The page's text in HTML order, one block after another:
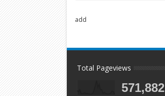
add
Total Pageviews
571,882